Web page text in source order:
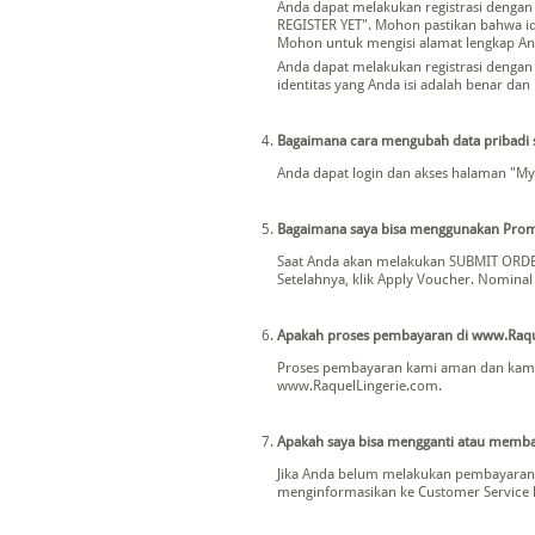
Anda dapat melakukan registrasi
REGISTER YET". Mohon pastikan
Mohon untuk mengisi alamat lengkap
Anda dapat melakukan registrasi
identitas yang Anda isi adalah benar
Bagaimana cara mengubah data
Anda dapat login dan akses halaman
Bagaimana saya bisa menggunakan
Saat Anda akan melakukan SUBMIT
Setelahnya, klik Apply Voucher.
Apakah proses pembayaran di
Proses pembayaran kami aman dan
www.RaquelLingerie.com.
Apakah saya bisa mengganti atau
Jika Anda belum melakukan
menginformasikan ke Customer